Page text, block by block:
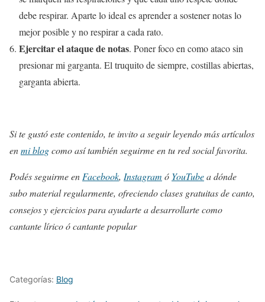
debe respirar. Aparte lo ideal es aprender a sostener notas lo
mejor posible y no respirar a cada rato.
Ejercitar el ataque de notas. Poner foco en como ataco sin
presionar mi garganta. El truquito de siempre, costillas abiertas,
garganta abierta.
Si te gustó este contenido, te invito a seguir leyendo más artículos
enmi blogcomo así también seguirme en tu red social favorita.
Podés seguirme en Facebook, Instagram ó YouTubea dónde
subo material regularmente, ofreciendo clases gratuitas de canto,
consejos y ejercicios para ayudarte a desarrollarte como
cantante lírico ó cantante popular
Categorías: Blog